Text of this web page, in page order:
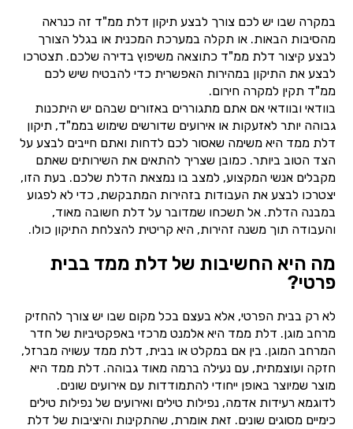
במקרה שבו יש לכם צורך לבצע תיקון דלת ממ"ד זה כנראה
מהסיבות הבאות. או תקלה במערכת המכנית או בגלל הצורך
לבצע קיצור דלת ממ"ד כתוצאה משיפוץ בדירה שלכם. תצטרכו
לבצע את התיקון במהירות האפשרית כדי להבטיח שיש לכם
ממ"ד תקין למקרה חירום.
בוודאי ובוודאי אם אתם מתגוררים באזורים שבהם יש היתכנות
גבוהה יותר לאזעקות או אירועים שדורשים שימוש בממ"ד, תיקון
דלת ממד היא משימה שאסור לכם לדחות ואתם חייבים לבצע על
הצד הטוב ביותר. כמובן שצריך להתאים את השירותים שאתם
מקבלים אנשי המקצוע, למצב בו נמצאת הדלת שלכם. בעת הזו,
יצטרכו לבצע את העבודות בזהירות המתבקשת, כדי לא לפגוע
במבנה הדלת. אל תשכחו שמדובר על דלת חשובה מאוד,
והעבודה תוך משנה זהירות, היא קריטית להצלחת התיקון כולו.
מה היא החשיבות של דלת ממד בבית
פרטי?
לא רק בבית הפרטי, אלא בעצם בכל מקום שבו יש צורך להחזיק
מרחב מוגן. דלת ממד היא אלמנט מרכזי באפקטיביות של חדר
המרחב המוגן. בין אם במקלט או בבית, דלת ממד עשויה מברזל,
חזקה ועוצמתית, עם נעילה ברמה מאוד גבוהה. דלת ממד היא
מוצר שמיוצר באופן ייחודי להתמודדות עם אירועים שונים.
לדוגמא רעידות אדמה, נפילות טילים ואירועים של נפילות טילים
כימיים מסוגים שונים. זאת אומרת, שהתקינות והיציבות של דלת